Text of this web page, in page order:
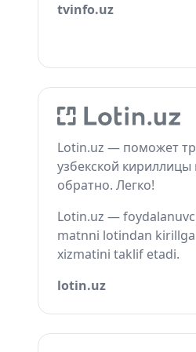
tvinfo.uz
Lotin.uz — поможет
узбекской кириллицы
обратно. Легко!
Lotin.uz —
matnni lotindan kirillga
xizmatini taklif etadi.
lotin.uz